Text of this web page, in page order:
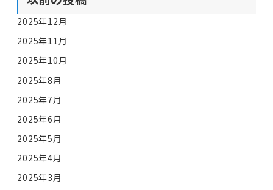
2025年12月
2025年11月
2025年10月
2025年8月
2025年7月
2025年6月
2025年5月
2025年4月
2025年3月